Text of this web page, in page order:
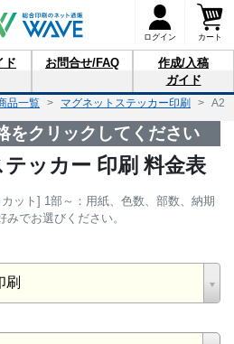
ログイン カート
ド お問合せ/FAQ
作成/入稿
ガイド
品一覧 マグネットステッカー印刷 A2
をクリックしてください
ッカー 印刷 料金表
ット] 1部～：用紙、色数、部数、納期
でお選びください。
刷